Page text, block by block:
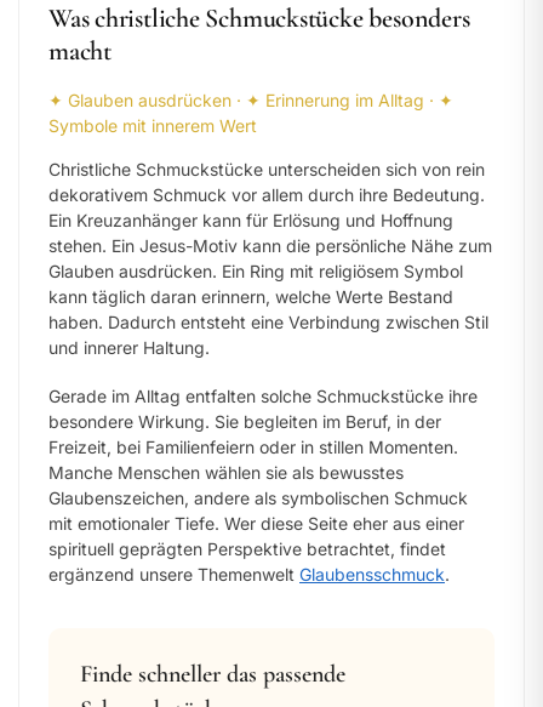
Was christliche Schmuckstücke besonders
macht
✦ Glauben ausdrücken · ✦ Erinnerung im Alltag · ✦
Symbole mit innerem Wert
Christliche Schmuckstücke unterscheiden sich von rein
dekorativem Schmuck vor allem durch ihre Bedeutung.
Ein Kreuzanhänger kann für Erlösung und Hoffnung
stehen. Ein Jesus-Motiv kann die persönliche Nähe zum
Glauben ausdrücken. Ein Ring mit religiösem Symbol
kann täglich daran erinnern, welche Werte Bestand
haben. Dadurch entsteht eine Verbindung zwischen Stil
und innerer Haltung.
Gerade im Alltag entfalten solche Schmuckstücke ihre
besondere Wirkung. Sie begleiten im Beruf, in der
Freizeit, bei Familienfeiern oder in stillen Momenten.
Manche Menschen wählen sie als bewusstes
Glaubenszeichen, andere als symbolischen Schmuck
mit emotionaler Tiefe. Wer diese Seite eher aus einer
spirituell geprägten Perspektive betrachtet, findet
ergänzend unsere Themenwelt Glaubensschmuck.
Finde schneller das passende